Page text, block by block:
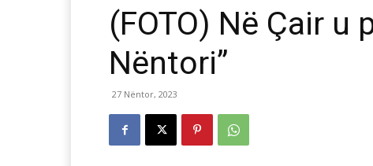
(FOTO) Në Çair u
Nëntori”
27 Nëntor, 2023